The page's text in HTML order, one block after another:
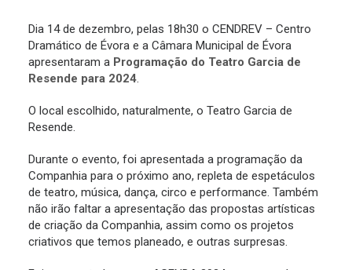
Dia 14 de dezembro, pelas 18h30 o CENDREV – Centro
Dramático de Évora e a Câmara Municipal de Évora
apresentaram a Programação do Teatro Garcia de
Resende para 2024.
O local escolhido, naturalmente, o Teatro Garcia de
Resende.
Durante o evento, foi apresentada a programação da
Companhia para o próximo ano, repleta de espetáculos
de teatro, música, dança, circo e performance. Também
não irão faltar a apresentação das propostas artísticas
de criação da Companhia, assim como os projetos
criativos que temos planeado, e outras surpresas.